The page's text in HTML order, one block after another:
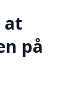
at
på